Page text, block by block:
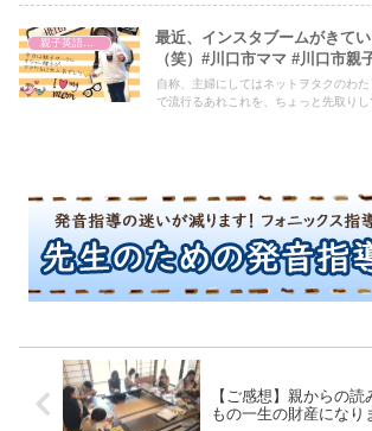
親子英語レッスン
最近、インスタブームがきて
（笑）#川口市ママ #川口市親
自称、主婦にしてはネットヲタクのわ
で流行るあれこれを、ちょっと先取りし
【ご感想】親からの
もの一生の財産になり